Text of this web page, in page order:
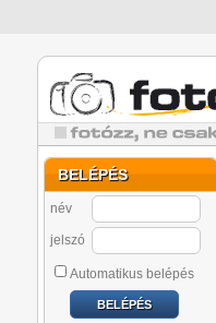
BELÉPÉS
név
jelszó
Automatikus belépés